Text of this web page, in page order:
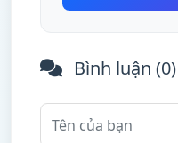
Bình luận (0)